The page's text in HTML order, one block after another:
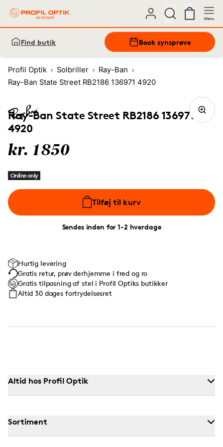
Menu
Find butik Book synsprøve
Profil Optik Solbriller
Ray-Ban
Ray-Ban State Street RB2186 136971 4920
Ray-Ban State Street RB2186 136971
4920
kr. 1850
Online only
Tilføj til kurv
Sendes inden for 1-2 hverdage
Hurtig levering
Gratis retur, prøv derhjemme i fred og ro
Gratis tilpasning af stel i Profil Optiks butikker
Altid 30 dages fortrydelsesret
Altid hos Profil Optik
Sortiment